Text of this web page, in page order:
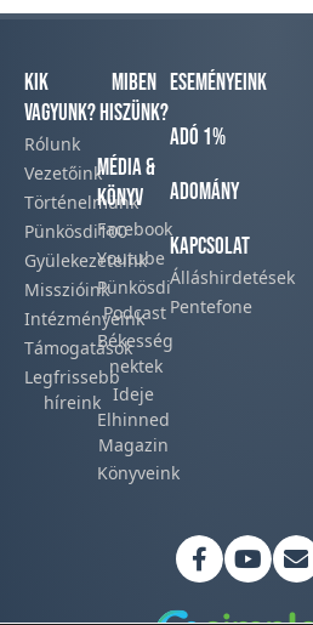
Kik
vagyunk?
Rólunk
Vezetőink
Történelmünk​
Pünkösdi100
Gyülekezeteink​
Misszióink​
Intézményeink
Támogatások
Legfrissebb
híreink​
Miben
hiszünk?
Média &
Könyv
Facebook​
Youtube
Pünkösdi
Podcast​
Békesség
nektek
Ideje
Elhinned
Magazin
Könyveink
Eseményeink
Adó 1%
Adomány
Kapcsolat
Álláshirdetések
Pentefone